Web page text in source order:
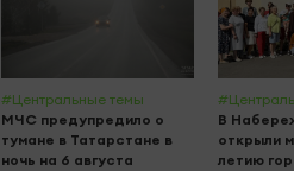
#Центральные темы
МЧС предупредило о
тумане в Татарстане в
ночь на 6 августа
В
открыли
летию